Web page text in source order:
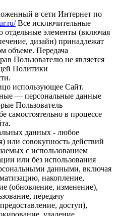
в сети Интернет по
Все исключительные
отдельные элементы (включая
дизайн) принадлежат
объеме. Передача
Пользователю не является
Политики
использующее Сайт.
— персональные данные
Пользователь
самостоятельно в процессе
данных - любое
или совокупность действий
с использованием
или без использования
данными, включая
накопление,
(обновление, изменение),
передачу
доступ),